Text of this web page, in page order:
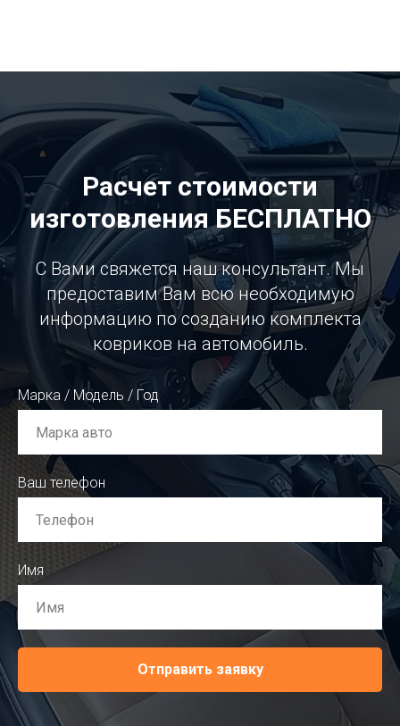
Расчет стоимости
изготовления БЕСПЛАТНО
С Вами свяжется наш консультант. Мы
предоставим Вам всю необходимую
информацию по созданию комплекта
ковриков на автомобиль.
Марка / Модель / Год
Ваш телефон
Имя
Отправить заявку